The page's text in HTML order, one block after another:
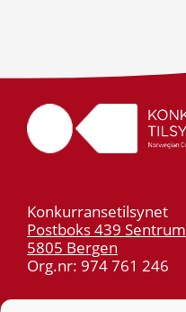
Konkurransetilsynet
Postboks 439 Sentrum
5805 Bergen
Org.nr: 974 761 246